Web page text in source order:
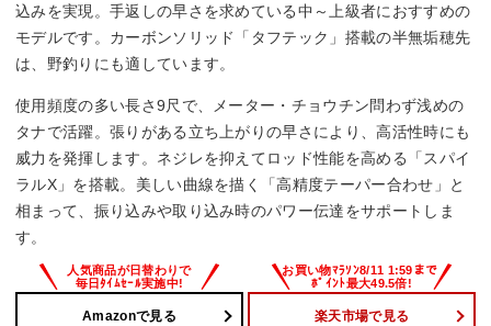
込みを実現。手返しの早さを求めている中～上級者におすすめの
モデルです。カーボンソリッド「タフテック」搭載の半無垢穂先
は、野釣りにも適しています。
使用頻度の多い長さ9尺で、メーター・チョウチン問わず浅めの
タナで活躍。張りがある立ち上がりの早さにより、高活性時にも
威力を発揮します。ネジレを抑えてロッド性能を高める「スパイ
ラルX」を搭載。美しい曲線を描く「高精度テーパー合わせ」と
相まって、振り込みや取り込み時のパワー伝達をサポートしま
す。
Amazonで見る 楽天市場で見る